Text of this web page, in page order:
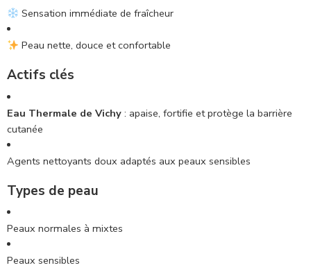
Sensation immédiate de fraîcheur
Peau nette, douce et confortable
Actifs clés
Eau Thermale de Vichy : apaise, fortifie et protège la barrière
cutanée
Agents nettoyants doux adaptés aux peaux sensibles
Types de peau
Peaux normales à mixtes
Peaux sensibles